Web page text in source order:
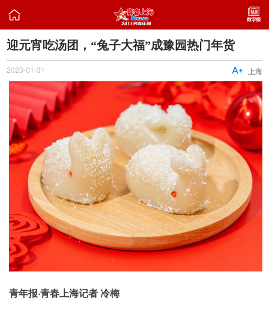

迎元宵吃汤团，“兔子大福”成豫园热门年货
2023-01-31 上海

青年报·青春上海记者 冷梅